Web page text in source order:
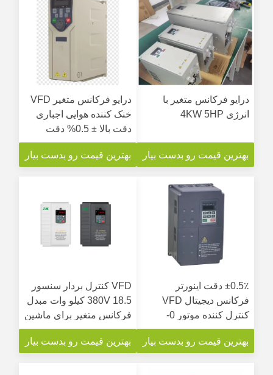
درایو فرکانس متغیر با
انرژی 4KW 5HP
بهترین قیمت رو بدست بیار
درایو فرکانس متغیر VFD
خنک کننده هوایی اجباری
دقت بالا ± 0.5% دقت
سرعت
بهترین قیمت رو بدست بیار
±0.5٪ دقت اینورتر
فرکانس دیجیتال VFD
کنترل کننده موتور 0-
400hz برای تجهیزات
صنعتی
بهترین قیمت رو بدست بیار
VFD کنترل بردار سنسور
380V 18.5 کیلو وات مبدل
فرکانس متغیر برای ماشین
بهترین قیمت رو بدست بیار